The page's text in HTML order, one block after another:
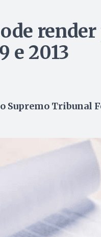
e 2013
Supremo Tribunal